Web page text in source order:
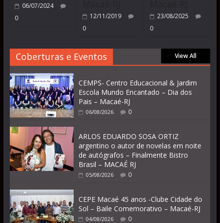
06/07/2024
0
12/11/2019
0
23/08/2025
0
Coberturas e Eventos View All
CEMPS- Centro Educacional & Jardim
Escola Mundo Encantado – Dia dos
Pais – Macaé-RJ
06/08/2026 0
ARLOS EDUARDO SOSA ORTIZ
argentino o autor de novelas em noite
de autógrafos – Finalmente Bistro
Brasil – MACAÉ RJ
05/08/2026 0
CEPE Macaé 45 anos -Clube Cidade do
Sol – Baile Comemorativo – Macaé-RJ
04/08/2026 0